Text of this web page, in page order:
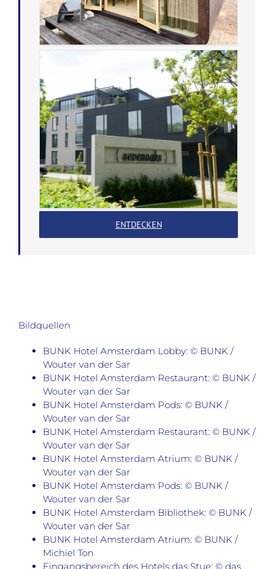
ENTDECKEN
Bildquellen
BUNK Hotel Amsterdam Lobby: © BUNK /
Wouter van der Sar
BUNK Hotel Amsterdam Restaurant: © BUNK /
Wouter van der Sar
BUNK Hotel Amsterdam Pods: © BUNK /
Wouter van der Sar
BUNK Hotel Amsterdam Restaurant: © BUNK /
Wouter van der Sar
BUNK Hotel Amsterdam Atrium: © BUNK /
Wouter van der Sar
BUNK Hotel Amsterdam Pods: © BUNK /
Wouter van der Sar
BUNK Hotel Amsterdam Bibliothek: © BUNK /
Wouter van der Sar
BUNK Hotel Amsterdam Atrium: © BUNK /
Michiel Ton
Eingangsbereich des Hotels das Stue: © das